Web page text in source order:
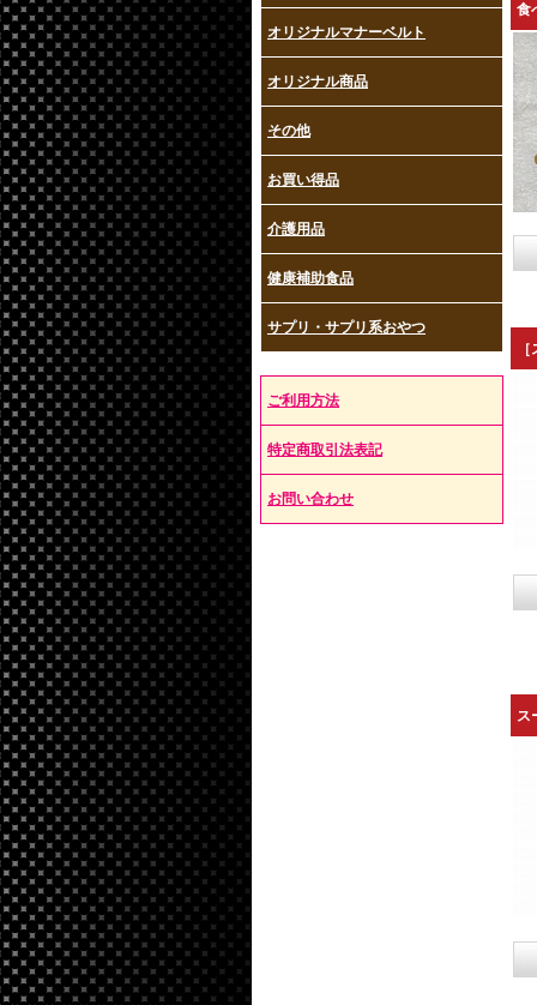
オリジナルマナーベルト
オリジナル商品
その他
お買い得品
介護用品
健康補助食品
サプリ・サプリ系おやつ
ご利用方法
特定商取引法表記
お問い合わせ
食
ス